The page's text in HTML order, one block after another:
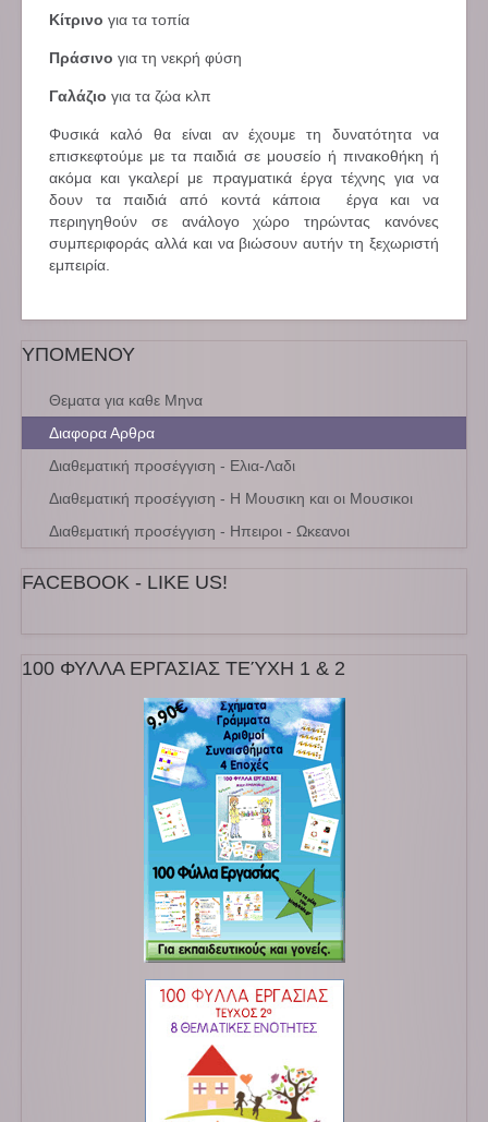
Κίτρινο για τα τοπία
Πράσινο για τη νεκρή φύση
Γαλάζιο για τα ζώα κλπ
Φυσικά καλό θα είναι αν έχουμε τη δυνατότητα να
επισκεφτούμε με τα παιδιά σε μουσείο ή πινακοθήκη ή
ακόμα και γκαλερί με πραγματικά έργα τέχνης για να
δουν τα παιδιά από κοντά κάποια έργα και να
περιηγηθούν σε ανάλογο χώρο τηρώντας κανόνες
συμπεριφοράς αλλά και να βιώσουν αυτήν τη ξεχωριστή
εμπειρία.
ΥΠΟΜΕΝΟΥ
Θεματα για καθε Μηνα
Διαφορα Αρθρα
Διαθεματική προσέγγιση - Ελια-Λαδι
Διαθεματική προσέγγιση - Η Μουσικη και οι Μουσικοι
Διαθεματική προσέγγιση - Ηπειροι - Ωκεανοι
FACEBOOK - LIKE US!
100 ΦΥΛΛΑ ΕΡΓΑΣΙΑΣ ΤΕΎΧΗ 1 & 2